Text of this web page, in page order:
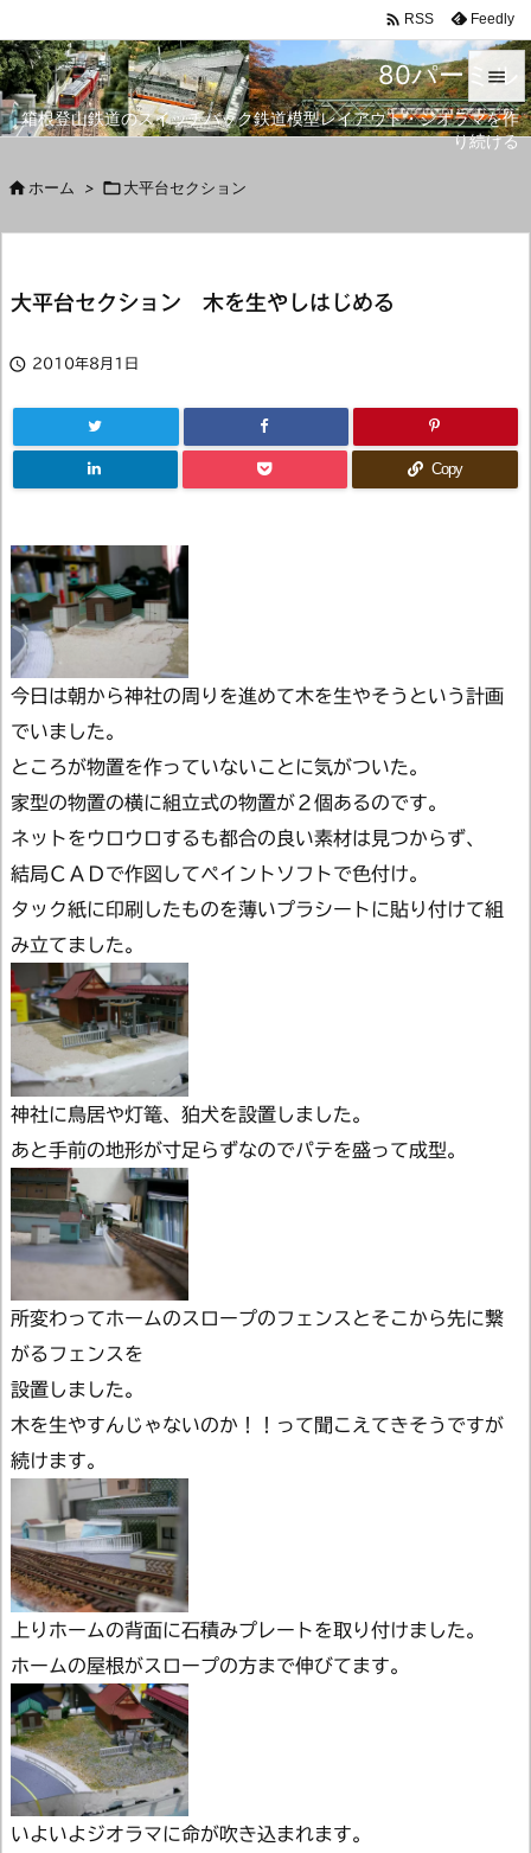
80パーミル
箱根登山鉄道のスイッチバック鉄道模型レイアウト・ジオラマを作
り続ける


メニュ
 RSS Feedly
 ホーム > 大平台セクション
大平台セクション 木を生やしはじめる
 2010年8月1日
Copy
今日は朝から神社の周りを進めて木を生やそうという計画
でいました。
ところが物置を作っていないことに気がついた。
家型の物置の横に組立式の物置が２個あるのです。
ネットをウロウロするも都合の良い素材は見つからず、
結局ＣＡＤで作図してペイントソフトで色付け。
タック紙に印刷したものを薄いプラシートに貼り付けて組
み立てました。
神社に鳥居や灯篭、狛犬を設置しました。
あと手前の地形が寸足らずなのでパテを盛って成型。
所変わってホームのスロープのフェンスとそこから先に繋
がるフェンスを
設置しました。
木を生やすんじゃないのか！！って聞こえてきそうですが
続けます。
上りホームの背面に石積みプレートを取り付けました。
ホームの屋根がスロープの方まで伸びてます。
いよいよジオラマに命が吹き込まれます。